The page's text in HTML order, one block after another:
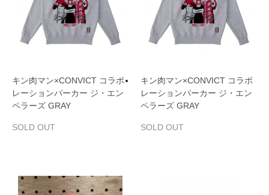
キン肉マン×CONVICT コラボ
レーションパーカー ジ・エン
ペラーズ GRAY
SOLD OUT
キン肉マン×CONVICT コラボ
レーションパーカー ジ・エン
ペラーズ GRAY
SOLD OUT